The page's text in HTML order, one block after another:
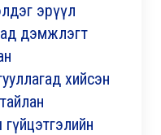
эрүүл
дэмжлэгт
хийсэн